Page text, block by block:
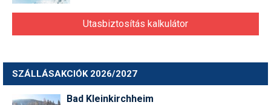
Utasbiztosítás kalkulátor
SZÁLLÁSAKCIÓK 2026/2027
Bad Kleinkirchheim